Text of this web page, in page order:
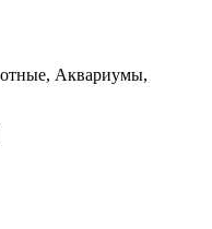
Аквариумы,